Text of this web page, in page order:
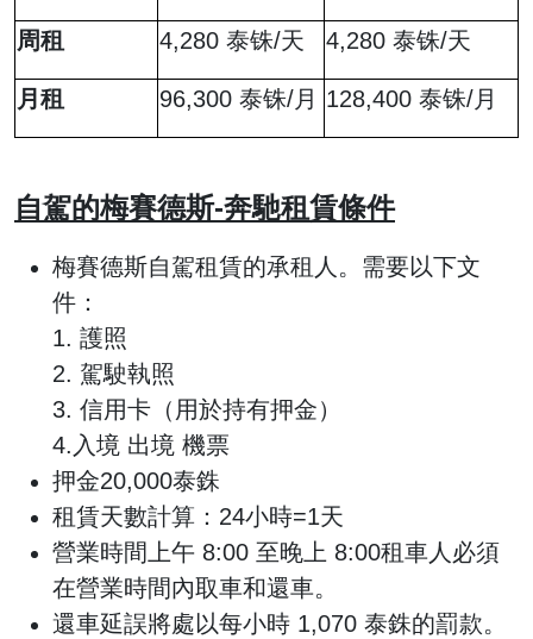
周租 4,280 泰铢/天 4,280 泰铢/天
月租 96,300 泰铢/月 128,400 泰铢/月
自駕的梅賽德斯-奔馳租賃條件
梅賽德斯自駕租賃的承租人。需要以下文
件：
1. 護照
2. 駕駛執照
3. 信用卡（用於持有押金）
4.入境 出境 機票
押金20,000泰銖
租賃天數計算：24小時=1天
營業時間上午 8:00 至晚上 8:00租車人必須
在營業時間內取車和還車。
還車延誤將處以每小時 1,070 泰銖的罰款。